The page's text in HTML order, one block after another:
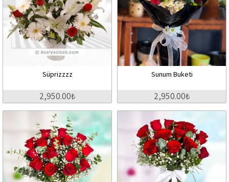
Süprizzzz
2,950.00₺
Sunum Buketi
2,950.00₺